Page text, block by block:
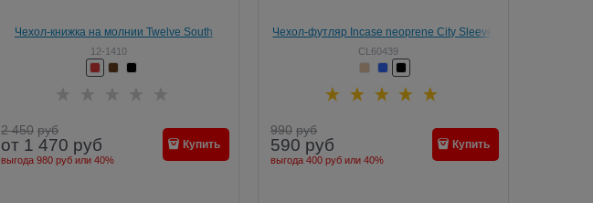
Чехол-книжка на молнии Twelve South
BookBook (Rutledge) для iPad mini /2/3
12-1410
2 450 руб
от 1 470 руб
выгода 980 рубили 40%
Купить
Чехол-футляр Incase neoprene City Sleeve
для Apple iPad mini /2/3/4
CL60439
990 руб
590 руб
выгода 400 рубили 40%
Купить